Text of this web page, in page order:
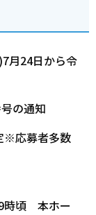
月24日から令
の通知
※応募者多数
定）
頃 本ホー